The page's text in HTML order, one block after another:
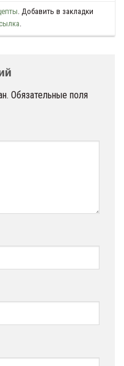
. Добавить в закладки
Обязательные поля